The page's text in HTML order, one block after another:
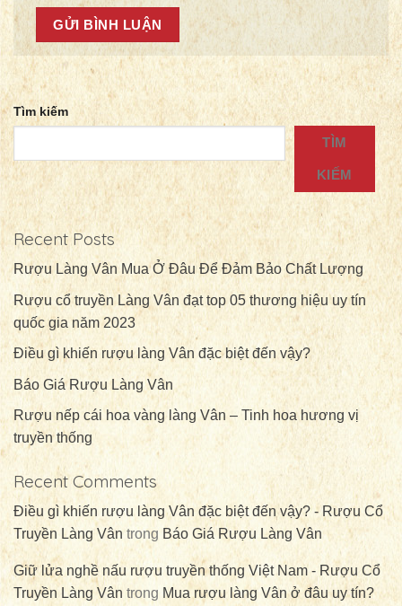
Tìm kiếm
TÌM
KIẾM
Recent Posts
Rượu Làng Vân Mua Ở Đâu Để Đảm Bảo Chất Lượng
Rượu cổ truyền Làng Vân đạt top 05 thương hiệu uy tín
quốc gia năm 2023
Điều gì khiến rượu làng Vân đặc biệt đến vậy?
Báo Giá Rượu Làng Vân
Rượu nếp cái hoa vàng làng Vân – Tinh hoa hương vị
truyền thống
Recent Comments
Điều gì khiến rượu làng Vân đặc biệt đến vậy? - Rượu Cổ
Truyền Làng Vân trong Báo Giá Rượu Làng Vân
Giữ lửa nghề nấu rượu truyền thống Việt Nam - Rượu Cổ
Truyền Làng Vân trong Mua rượu làng Vân ở đâu uy tín?